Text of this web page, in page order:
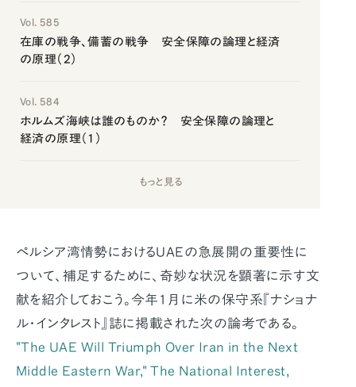
Vol. 585
在庫の戦争、備蓄の戦争 安全保障の論理と経済
の原理（2）
Vol. 584
ホルムズ海峡は誰のものか？ 安全保障の論理と
経済の原理（1）
もっと見る
ペルシア湾情勢におけるUAEの急展開の重要性に
ついて、補足するために、奇妙な状況を顕著に示す文
献を紹介しておこう。今年1月に米の保守系『ナショナ
ル・インタレスト』誌に掲載された次の論考である。
"The UAE Will Triumph Over Iran in the Next
Middle Eastern War,"The National Interest,